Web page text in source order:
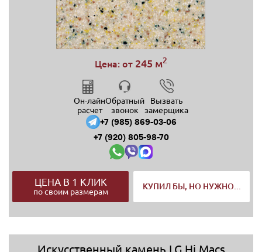
Цена: от 245 м2
Он-лайн
расчет
Обратный
звонок
Вызвать
замерщика
+7 (985) 869-03-06
+7 (920) 805-98-70
ЦЕНА В 1 КЛИК
по своим размерам
КУПИЛ БЫ, НО НУЖНО...
Искусственный камень LG Hi Macs